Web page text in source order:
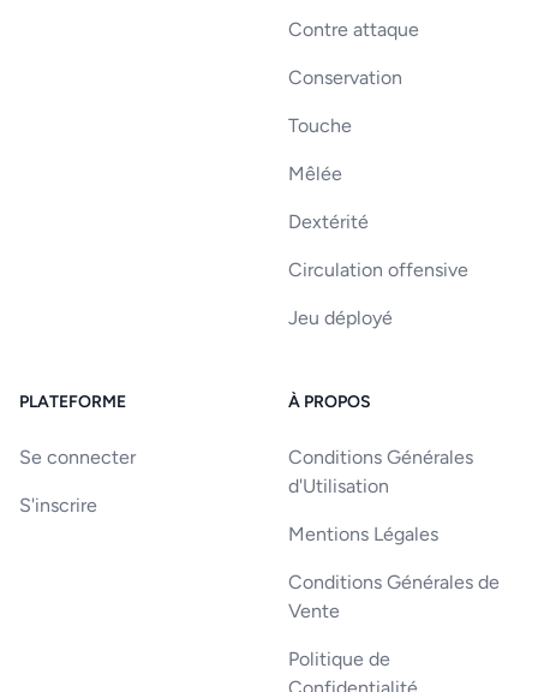
Contre attaque
Conservation
Touche
Mêlée
Dextérité
Circulation offensive
Jeu déployé
PLATEFORME
Se connecter
S'inscrire
À PROPOS
Conditions Générales
d'Utilisation
Mentions Légales
Conditions Générales de
Vente
Politique de